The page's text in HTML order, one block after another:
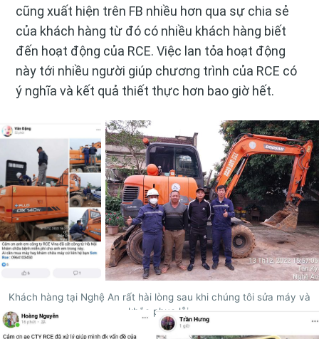
cũng xuất hiện trên FB nhiều hơn qua sự chia sẻ
của khách hàng từ đó có nhiều khách hàng biết
đến hoạt động của RCE. Việc lan tỏa hoạt động
này tới nhiều người giúp chương trình của RCE có
ý nghĩa và kết quả thiết thực hơn bao giờ hết.
Khách hàng tại Nghệ An rất hài lòng sau khi chúng tôi sửa máy và
khắc phục lỗi.